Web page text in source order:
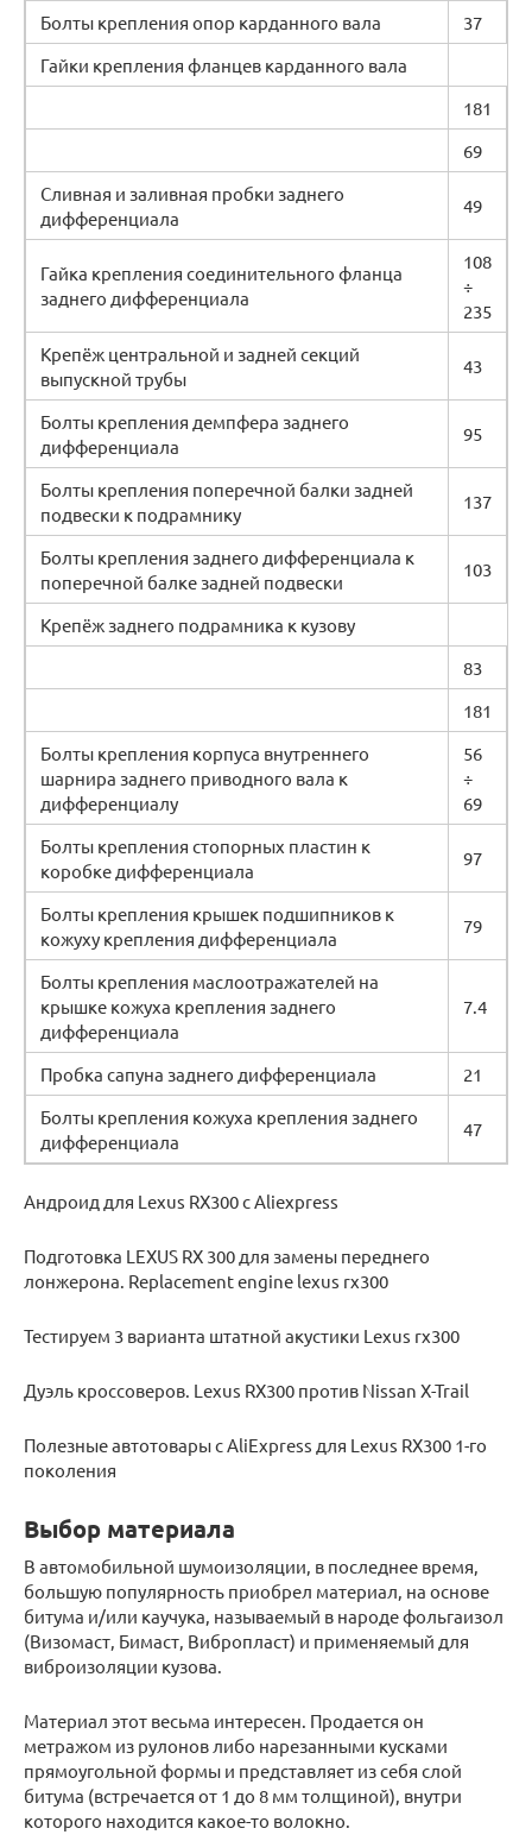
Болты крепления опор карданного вала
37
Гайки крепления фланцев карданного вала
181
69
Сливная и заливная пробки заднего
дифференциала
49
Гайка крепления соединительного фланца
заднего дифференциала
108
÷
235
Крепёж центральной и задней секций
выпускной трубы
43
Болты крепления демпфера заднего
дифференциала
95
Болты крепления поперечной балки задней
подвески к подрамнику
137
Болты крепления заднего дифференциала к
поперечной балке задней подвески
103
Крепёж заднего подрамника к кузову
83
181
Болты крепления корпуса внутреннего
шарнира заднего приводного вала к
дифференциалу
56
÷
69
Болты крепления стопорных пластин к
коробке дифференциала
97
Болты крепления крышек подшипников к
кожуху крепления дифференциала
79
Болты крепления маслоотражателей на
крышке кожуха крепления заднего
дифференциала
7.4
Пробка сапуна заднего дифференциала
21
Болты крепления кожуха крепления заднего
дифференциала
47
Андроид для Lexus RX300 с Aliexpress
Подготовка LEXUS RX 300 для замены переднего
лонжерона. Replacement engine lexus rx300
Тестируем 3 варианта штатной акустики Lexus rx300
Дуэль кроссоверов. Lexus RX300 против Nissan X-Trail
Полезные автотовары с AliExpress для Lexus RX300 1-го
поколения
Выбор материала
В автомобильной шумоизоляции, в последнее время,
большую популярность приобрел материал, на основе
битума и/или каучука, называемый в народе фольгаизол
(Визомаст, Бимаст, Вибропласт) и применяемый для
виброизоляции кузова.
Материал этот весьма интересен. Продается он
метражом из рулонов либо нарезанными кусками
прямоугольной формы и представляет из себя слой
битума (встречается от 1 до 8 мм толщиной), внутри
которого находится какое-то волокно.